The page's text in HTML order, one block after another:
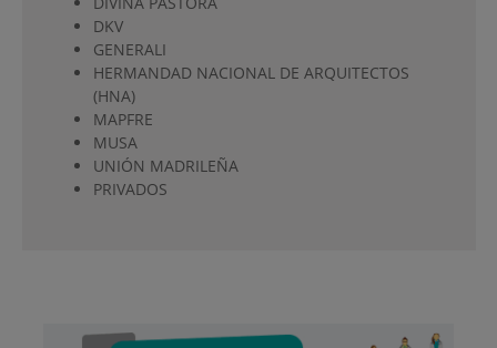
DKV
GENERALI
HERMANDAD NACIONAL DE ARQUITECTOS
(HNA)
MAPFRE
MUSA
UNIÓN MADRILEÑA
PRIVADOS